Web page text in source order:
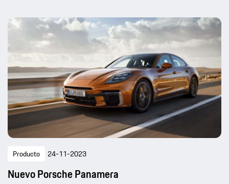
Producto 24-11-2023
Nuevo Porsche Panamera